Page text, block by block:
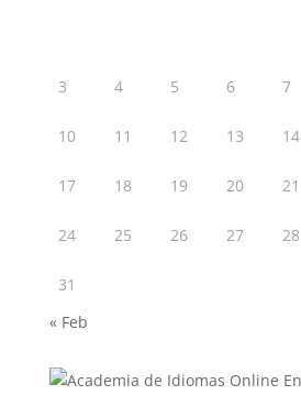
3 4 5 6 7
10 11 12 13 14
17 18 19 20 21
24 25 26 27 28
31
« Feb